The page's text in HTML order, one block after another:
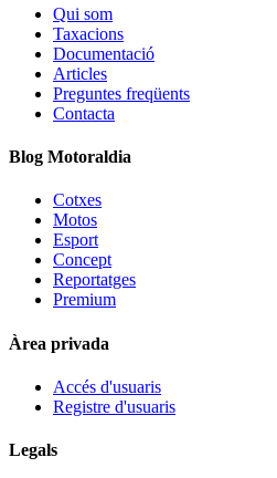
Qui som
Taxacions
Documentació
Articles
Preguntes freqüents
Contacta
Blog Motoraldia
Cotxes
Motos
Esport
Concept
Reportatges
Premium
Àrea privada
Accés d'usuaris
Registre d'usuaris
Legals